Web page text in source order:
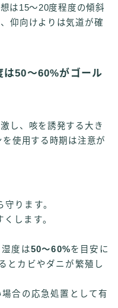
は15〜20度程度の傾斜
仰向けよりは気道が確
50〜60%がゴール
し、咳を誘発する大き
使用する時期は注意が
ります。
します。
度は50〜60%を目安に
とカビやダニが繁殖し
合の応急処置として有